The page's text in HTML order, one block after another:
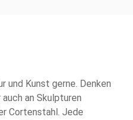
und Kunst gerne. Denken
an Skulpturen
Cortenstahl. Jede